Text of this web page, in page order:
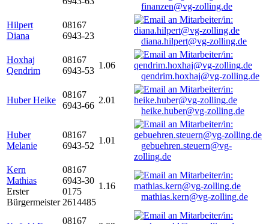
finanzen@vg-zolling.de
Hilpert
Diana
08167
6943-23
diana.hilpert@vg-zolling.de
Hoxhaj
Qendrim
08167
6943-53
1.06
qendrim.hoxhaj@vg-zolling.de
Huber Heike
08167
6943-66
2.01
heike.huber@vg-zolling.de
Huber
Melanie
08167
6943-52
1.01
gebuehren.steuern@vg-
zolling.de
Kern
Mathias
Erster
Bürgermeister
08167
6943-30
0175
2614485
1.16
mathias.kern@vg-zolling.de
08167